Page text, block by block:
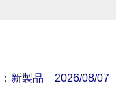
：新製品 2026/08/07